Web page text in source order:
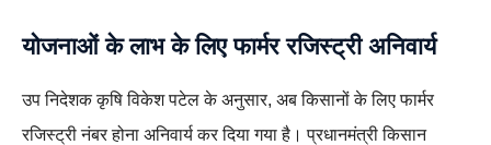
योजनाओं के लाभ के लिए फार्मर रजिस्ट्री अनिवार्य
उप निदेशक कृषि विकेश पटेल के अनुसार, अब किसानों के लिए फार्मर
रजिस्ट्री नंबर होना अनिवार्य कर दिया गया है। प्रधानमंत्री किसान